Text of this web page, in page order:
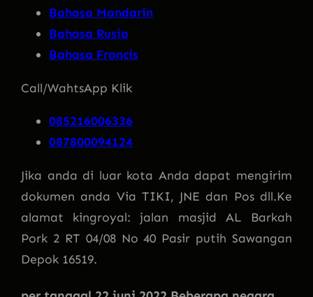
Bahasa Mandarin
Bahasa Rusia
Bahasa Francis
Call/WahtsApp Klik
085216006336
087800094124
Jika anda di luar kota Anda dapat mengirim
dokumen anda Via TIKI, JNE dan Pos dll.Ke
alamat kingroyal: jalan masjid AL Barkah
Pork 2 RT 04/08 No 40 Pasir putih Sawangan
Depok 16519.